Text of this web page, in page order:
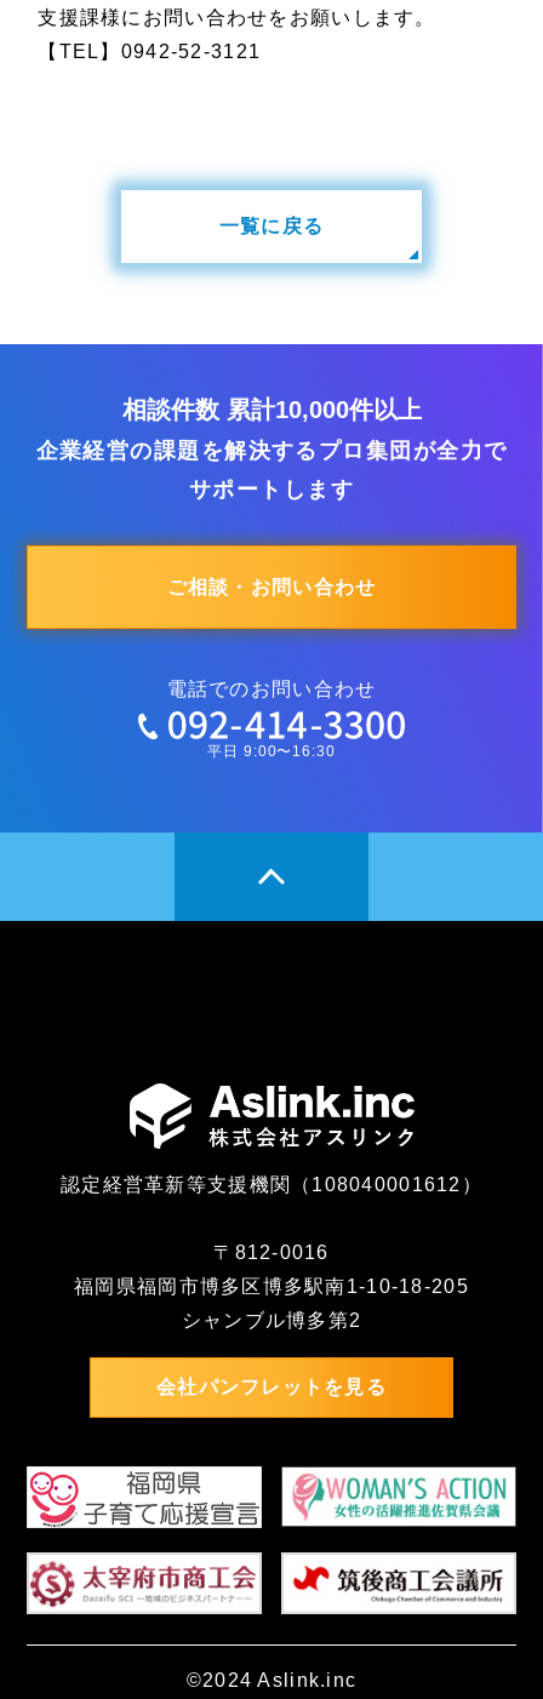
支援課様にお問い合わせをお願いします。
【TEL】0942-52-3121
一覧に戻る
相談件数 累計10,000件以上
企業経営の課題を解決するプロ集団が全力で
サポートします
ご相談・お問い合わせ
電話でのお問い合わせ
平日 9:00〜16:30
認定経営革新等支援機関（108040001612）
〒812-0016
福岡県福岡市博多区博多駅南1-10-18-205
シャンブル博多第2
会社パンフレットを見る
©2024 Aslink.inc